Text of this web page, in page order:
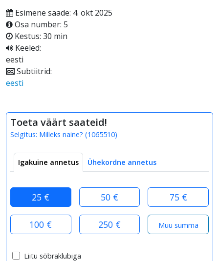
Esimene saade: 4. okt 2025
Osa number: 5
Kestus: 30 min
Keeled:
eesti
Subtiitrid:
eesti
Toeta väärt saateid!
Selgitus: Milleks naine? (1065510)
Igakuine annetus Ühekordne annetus
25 € 50 € 75 €
100 € 250 €
Liitu sõbraklubiga